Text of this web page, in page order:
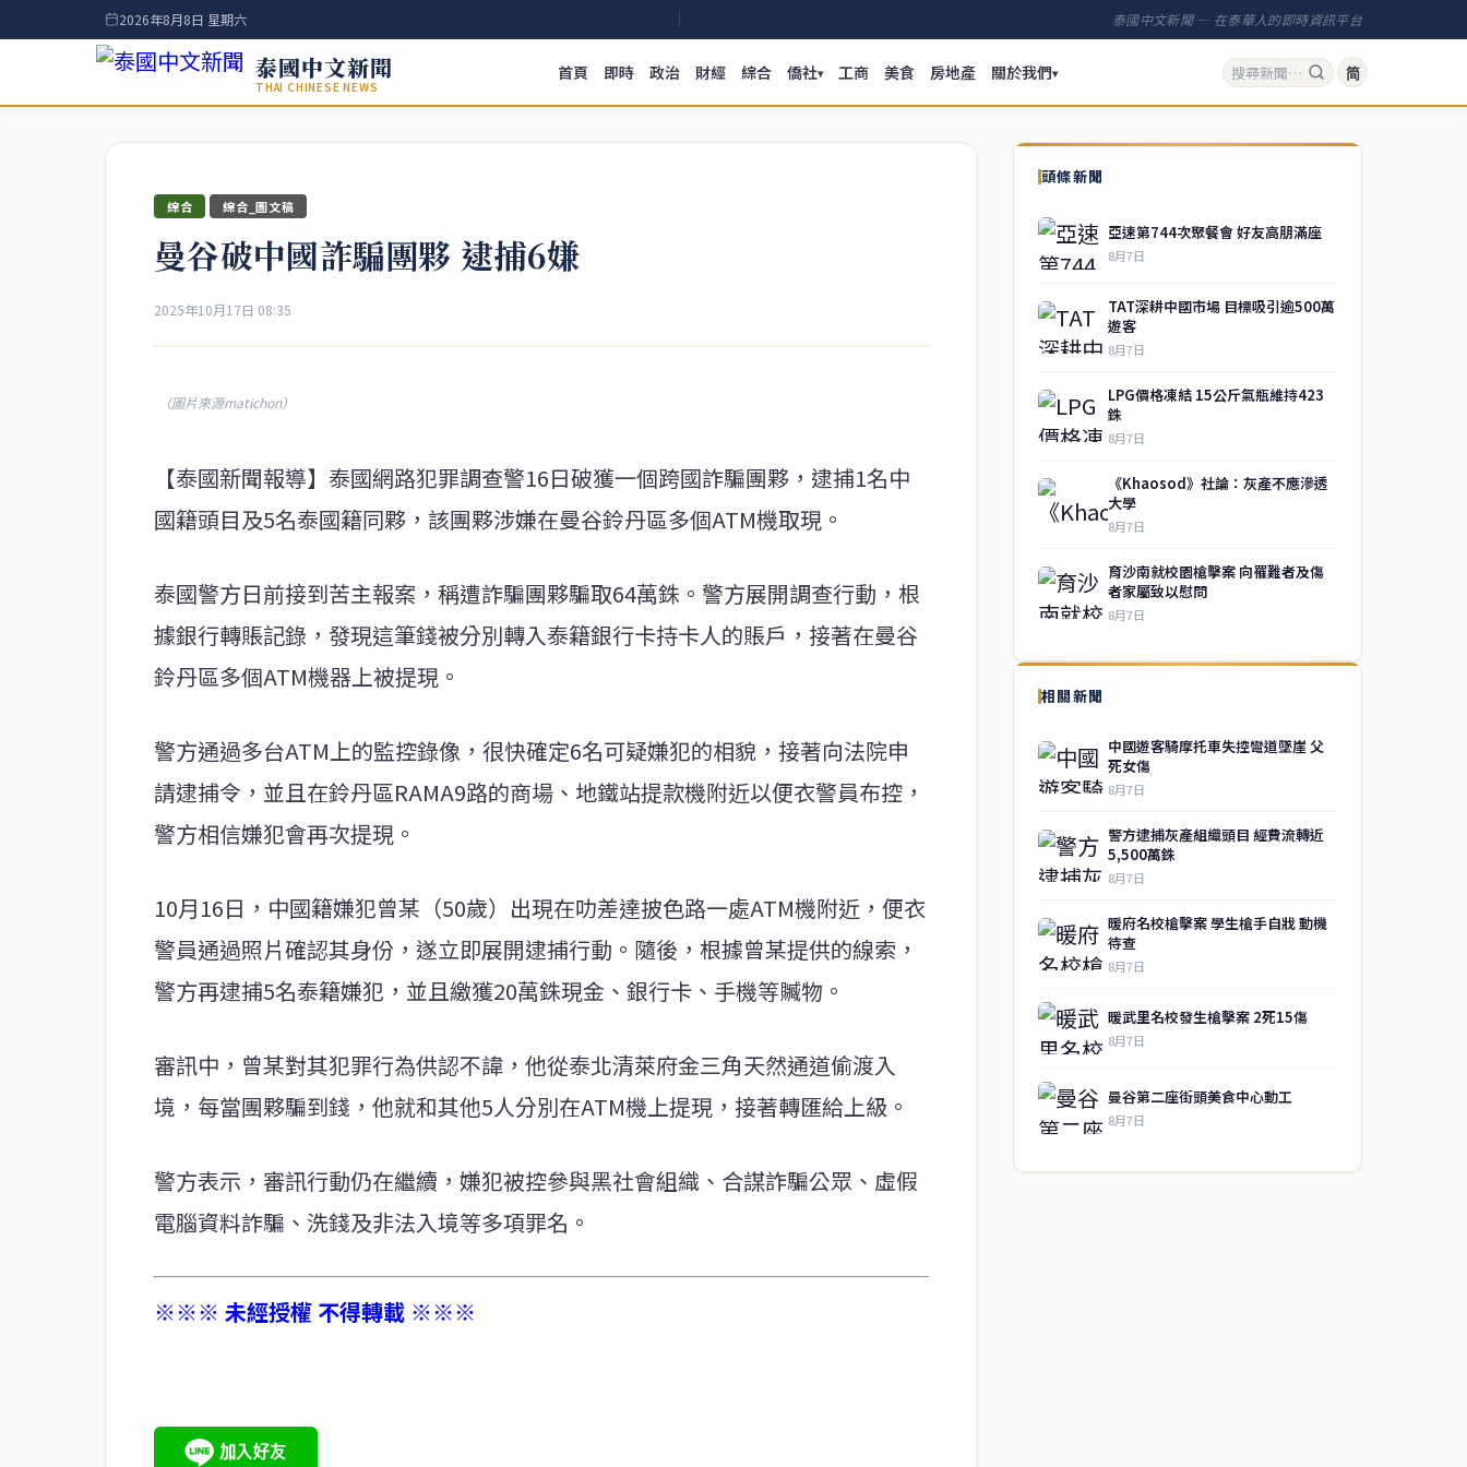
2026年8月8日 星期六 泰國中文新聞 — 在泰華人的即時資訊平台
泰國中文新聞
THAI CHINESE NEWS
首頁 即時 政治 財經 綜合 僑社▾ 工商 美食 房地產 關於我們▾ 简
綜合 綜合_圖文稿
曼谷破中國詐騙團夥 逮捕6嫌
2025年10月17日 08:35
（圖片來源matichon）
【泰國新聞報導】泰國網路犯罪調查警16日破獲一個跨國詐騙團夥，逮捕1名中
國籍頭目及5名泰國籍同夥，該團夥涉嫌在曼谷鈴丹區多個ATM機取現。
泰國警方日前接到苦主報案，稱遭詐騙團夥騙取64萬銖。警方展開調查行動，根
據銀行轉賬記錄，發現這筆錢被分別轉入泰籍銀行卡持卡人的賬戶，接著在曼谷
鈴丹區多個ATM機器上被提現。
警方通過多台ATM上的監控錄像，很快確定6名可疑嫌犯的相貌，接著向法院申
請逮捕令，並且在鈴丹區RAMA9路的商場、地鐵站提款機附近以便衣警員布控，
警方相信嫌犯會再次提現。
10月16日，中國籍嫌犯曾某（50歲）出現在叻差達披色路一處ATM機附近，便衣
警員通過照片確認其身份，遂立即展開逮捕行動。隨後，根據曾某提供的線索，
警方再逮捕5名泰籍嫌犯，並且繳獲20萬銖現金、銀行卡、手機等贓物。
審訊中，曾某對其犯罪行為供認不諱，他從泰北清萊府金三角天然通道偷渡入
境，每當團夥騙到錢，他就和其他5人分別在ATM機上提現，接著轉匯給上級。
警方表示，審訊行動仍在繼續，嫌犯被控參與黑社會組織、合謀詐騙公眾、虛假
電腦資料詐騙、洗錢及非法入境等多項罪名。
※※※ 未經授權 不得轉載 ※※※
頭條新聞
亞速第744次聚餐會 好友高朋滿座
8月7日
TAT深耕中國市場 目標吸引逾500萬
遊客
8月7日
LPG價格凍結 15公斤氣瓶維持423
銖
8月7日
《Khaosod》社論：灰產不應滲透
大學
8月7日
育沙南就校園槍擊案 向罹難者及傷
者家屬致以慰問
8月7日
相關新聞
中國遊客騎摩托車失控彎道墜崖 父
死女傷
8月7日
警方逮捕灰產組織頭目 經費流轉近
5,500萬銖
8月7日
暖府名校槍擊案 學生槍手自戕 動機
待查
8月7日
暖武里名校發生槍擊案 2死15傷
8月7日
曼谷第二座街頭美食中心動工
8月7日